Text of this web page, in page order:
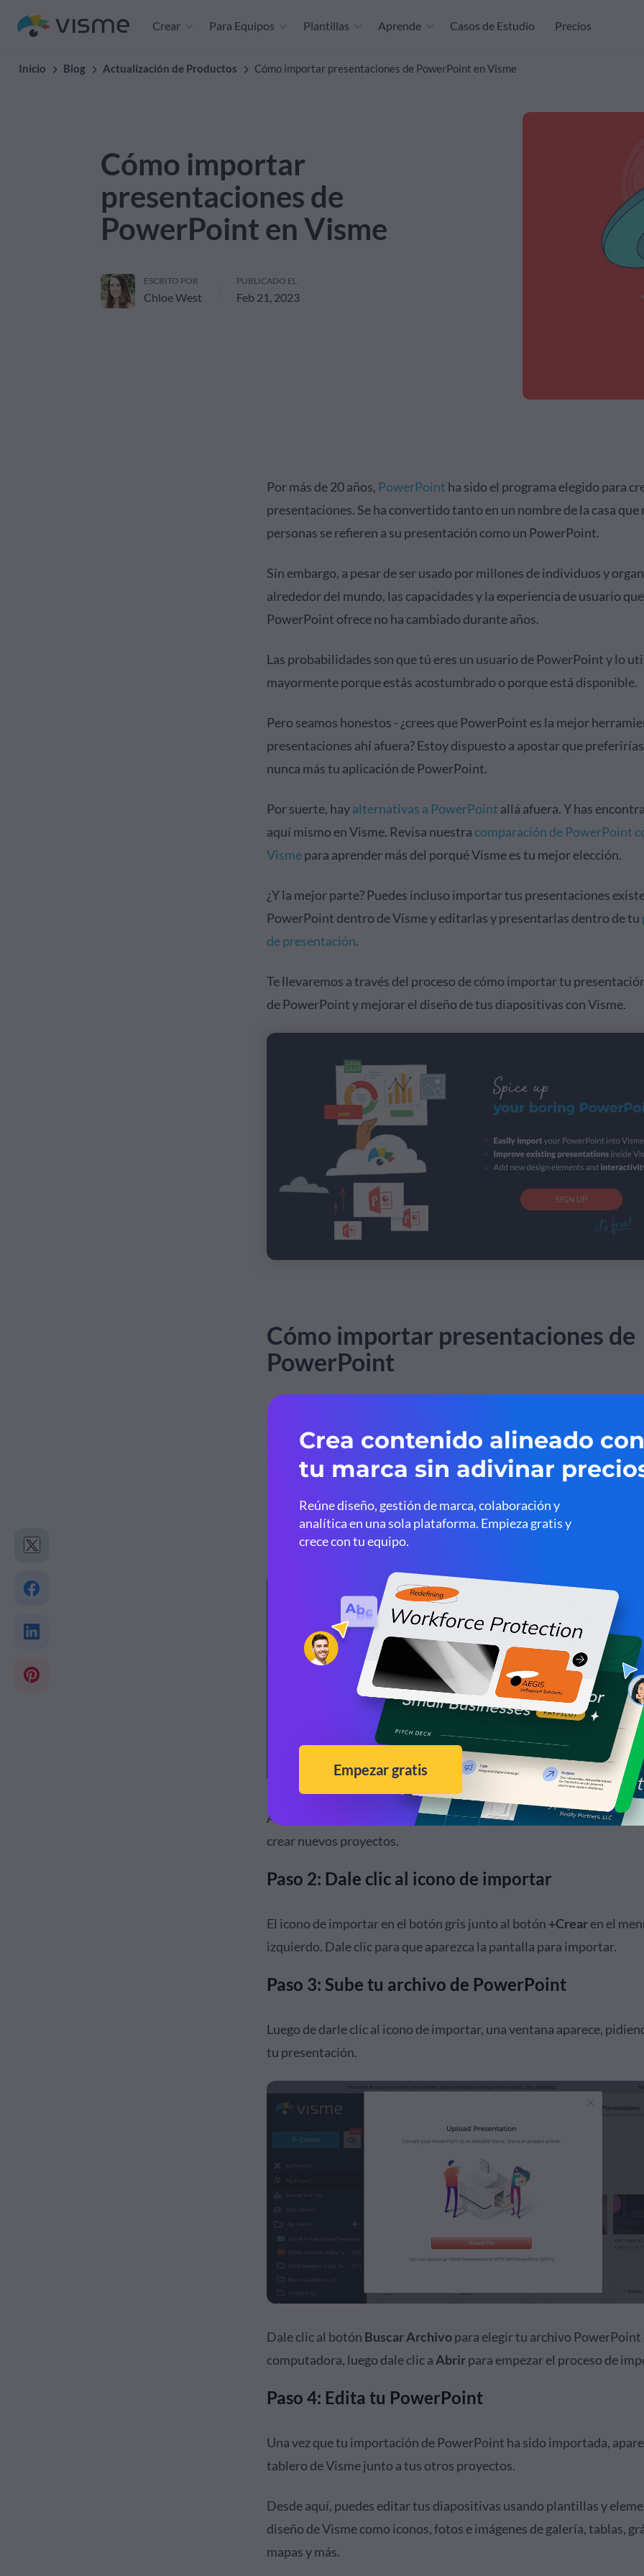
Crear Para Equipos Plantillas Aprende Casos de Estudio Precios
Inicio Blog Actualización de Productos Cómo importar presentaciones de PowerPoint en Visme
Cómo importar
presentaciones de
PowerPoint en Visme
ESCRITO POR
Chloe West
PUBLICADO EL
Feb 21, 2023
Por más de 20 años, PowerPoint ha sido el programa elegido para
presentaciones. Se ha convertido tanto en un nombre de la casa que
personas se refieren a su presentación como un PowerPoint.
Sin embargo, a pesar de ser usado por millones de individuos y
alrededor del mundo, las capacidades y la experiencia de usuario que
PowerPoint ofrece no ha cambiado durante años.
Las probabilidades son que tú eres un usuario de PowerPoint y lo
mayormente porque estás acostumbrado o porque está disponible.
Pero seamos honestos - ¿crees que PowerPoint es la mejor
presentaciones ahí afuera? Estoy dispuesto a apostar que
nunca más tu aplicación de PowerPoint.
Por suerte, hayalternativas a PowerPoint allá afuera. Y has
aquí mismo en Visme. Revisa nuestra comparación de PowerPoint
Vismepara aprender más del porqué Visme es tu mejor elección.
¿Y la mejor parte? Puedes incluso importar tus presentaciones
PowerPoint dentro de Visme y editarlas y presentarlas dentro de tu
de presentación.
Te llevaremos a través del proceso de cómo importar tu
de PowerPoint y mejorar el diseño de tus diapositivas con Visme.
Cómo importar presentaciones de
PowerPoint
¿Estás listo para importar tu antiguo PowerPoint y empezar a crear
diapositivas? Sigue estos fáciles pasos para aprender cómo
viejas presentaciones.
Paso 1: Accede a Visme
Primero lo primero, accede a tu tablero de Visme.
Aquí es donde se mantienen tus proyectos existentes y donde
crear nuevos proyectos.
Paso 2: Dale clic al icono de importar
El icono de importar en el botón gris junto al botón +Crearen el
izquierdo. Dale clic para que aparezca la pantalla para importar.
Paso 3: Sube tu archivo de PowerPoint
Luego de darle clic al icono de importar, una ventana aparece,
tu presentación.
Dale clic al botón Buscar Archivopara elegir tu archivo PowerPoint
computadora, luego dale clic a Abrirpara empezar el proceso de
Paso 4: Edita tu PowerPoint
Una vez que tu importación de PowerPoint ha sido importada,
tablero de Visme junto a tus otros proyectos.
Desde aquí, puedes editar tus diapositivas usando plantillas y
diseño de Visme como iconos, fotos e imágenes de galería, tablas,
mapas y más.